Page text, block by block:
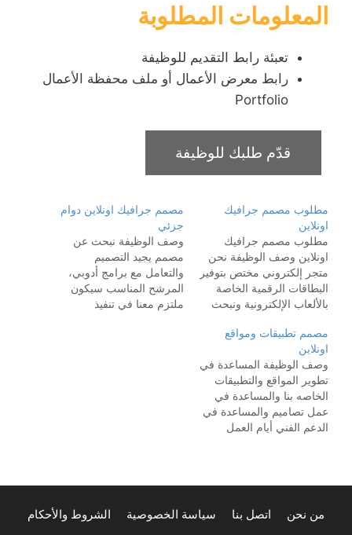
المعلومات المطلوبة
تعبئة رابط التقديم للوظيفة
رابط معرض الأعمال أو ملف محفظة الأعمال
Portfolio
مطلوب مصمم جرافيك
اونلاين
مطلوب مصمم جرافيك
اونلاين وصف الوظيفة نحن
متجر إلكتروني مختص بتوفير
البطاقات الرقمية الخاصة
بالألعاب الإلكترونية ونبحث
تصاميم البوستات والهايلايت
وتصميم الهوية البصرية
وتصميم صور للحملات
الإعلانية وتصاميم خاصة
لموقعنا الإلكتروني كالبنر
وصور المنتجات بما يتناسب
مع طبيعة منتجاتنا. المهام
مصمم جرافيك اونلاين دوام
جزئي
وصف الوظيفة نبحث عن
مصمم يجيد التصميم
والتعامل مع برامج أدوبي،
المرشح المناسب سيكون
ملتزم معنا في تنفيذ
مصمم تطبيقات ومواقع
اونلاين
وصف الوظيفة المساعدة في
تطوير المواقع والتطبيقات
الخاصه بنا والمساعدة في
عمل تصاميم والمساعدة في
الدعم الفني أيام العمل
والتطبيقات الخاصه بنا عمل
في الأسبوع حسب الوقت
من نحن اتصل بنا سياسة الخصوصية الشروط والأحكام